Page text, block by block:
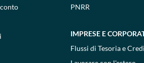
PNRR
IMPRESE E
Flussi di Tesoria e